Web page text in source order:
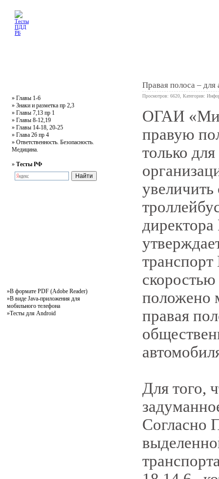
» Главы 1-6
» Знаки и разметка пр 2,3
» Главы 7,13 пр 1
» Главы 8-12,19
» Главы 14-18, 20-25
» Глава 26 пр 4
» Ответственность. Безопасность.
Медицина.
» Тесты РФ
»В формате PDF (Adobe Reader)
»В виде Java-приложения для
мобильного телефона
»Тесты для Android
Правая полоса – для
Просмотров: 6620, Категория:
ОГАИ
правую
только
увеличить
положено
правая
Для того,
Согласно